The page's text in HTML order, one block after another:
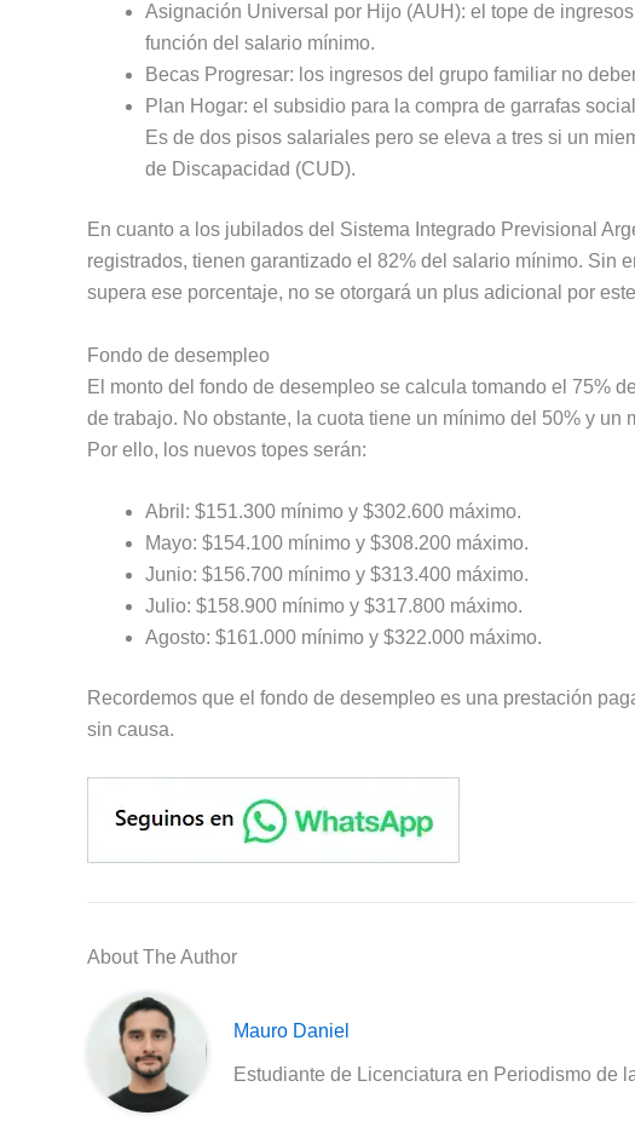
Asignación Universal por Hijo (AUH): el tope de
función del salario mínimo.
Becas Progresar: los ingresos del grupo familiar no
Plan Hogar: el subsidio para la compra de garrafas
Es de dos pisos salariales pero se eleva a tres si un
de Discapacidad (CUD).
En cuanto a los jubilados del Sistema Integrado Previsional
registrados, tienen garantizado el 82% del salario mínimo. Sin
supera ese porcentaje, no se otorgará un plus adicional por
Fondo de desempleo
El monto del fondo de desempleo se calcula tomando el 75%
de trabajo. No obstante, la cuota tiene un mínimo del 50% y
Por ello, los nuevos topes serán:
Abril: $151.300 mínimo y $302.600 máximo.
Mayo: $154.100 mínimo y $308.200 máximo.
Junio: $156.700 mínimo y $313.400 máximo.
Julio: $158.900 mínimo y $317.800 máximo.
Agosto: $161.000 mínimo y $322.000 máximo.
Recordemos que el fondo de desempleo es una prestación
sin causa.
About The Author
Mauro Daniel
Estudiante de Licenciatura en Periodismo de